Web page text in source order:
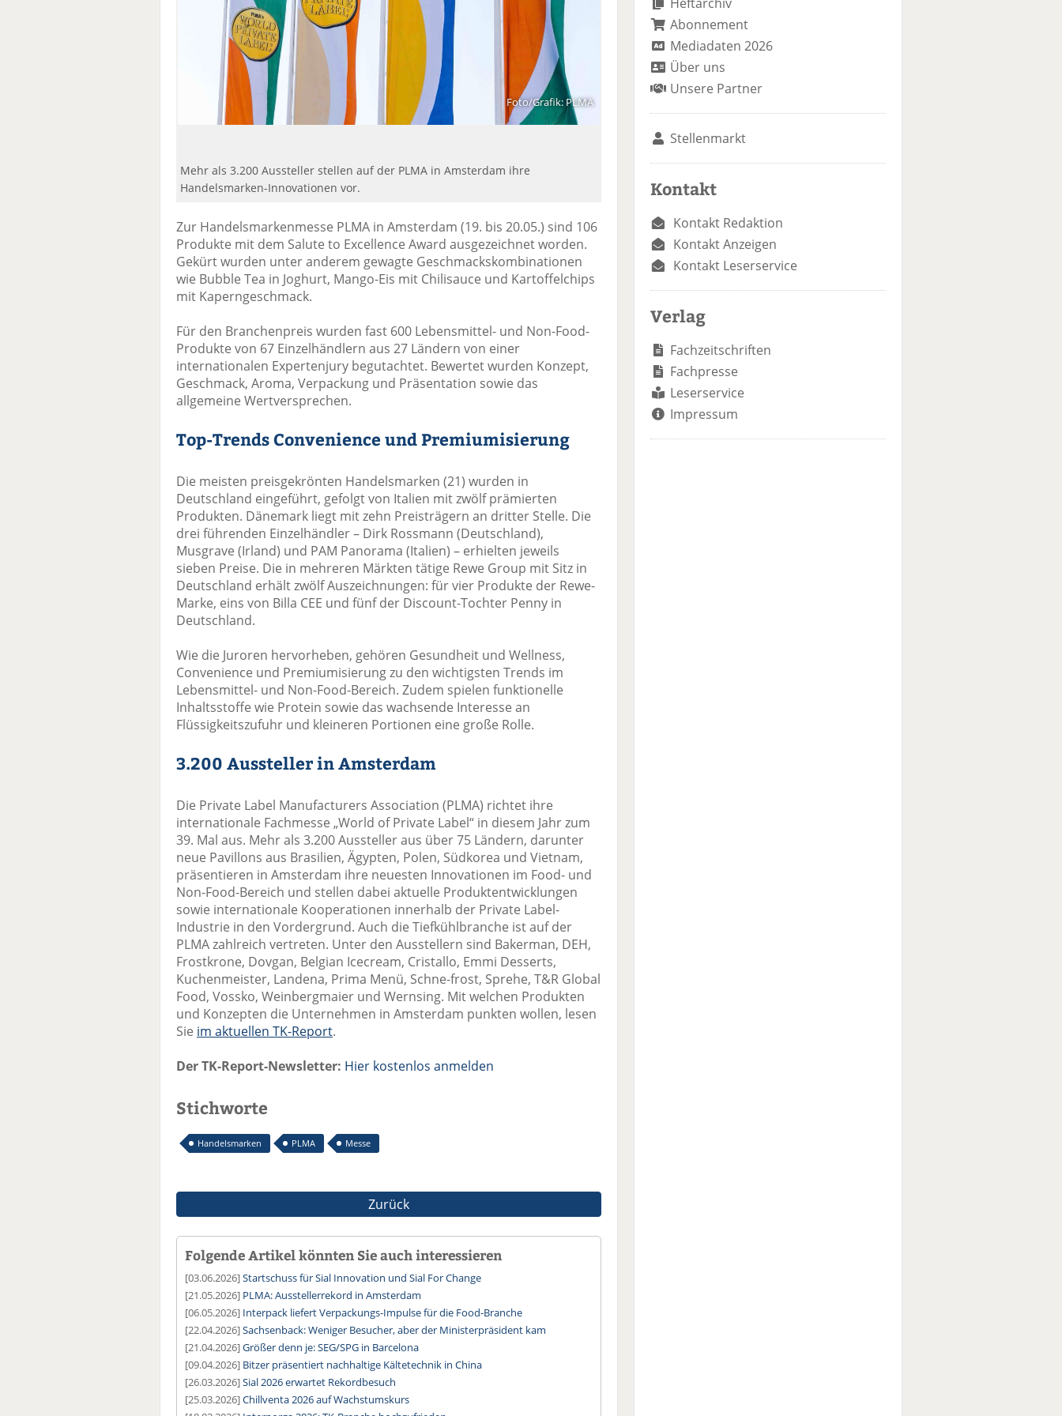
Foto/Grafik: PLMA
Mehr als 3.200 Aussteller stellen auf der PLMA in Amsterdam ihre
Handelsmarken-Innovationen vor.
Zur Handelsmarkenmesse PLMA in Amsterdam (19. bis 20.05.) sind 106
Produkte mit dem Salute to Excellence Award ausgezeichnet worden.
Gekürt wurden unter anderem gewagte Geschmackskombinationen
wie Bubble Tea in Joghurt, Mango-Eis mit Chilisauce und Kartoffelchips
mit Kaperngeschmack.
Für den Branchenpreis wurden fast 600 Lebensmittel- und Non-Food-
Produkte von 67 Einzelhändlern aus 27 Ländern von einer
internationalen Expertenjury begutachtet. Bewertet wurden Konzept,
Geschmack, Aroma, Verpackung und Präsentation sowie das
allgemeine Wertversprechen.
Top-Trends Convenience und Premiumisierung
Die meisten preisgekrönten Handelsmarken (21) wurden in
Deutschland eingeführt, gefolgt von Italien mit zwölf prämierten
Produkten. Dänemark liegt mit zehn Preisträgern an dritter Stelle. Die
drei führenden Einzelhändler – Dirk Rossmann (Deutschland),
Musgrave (Irland) und PAM Panorama (Italien) – erhielten jeweils
sieben Preise. Die in mehreren Märkten tätige Rewe Group mit Sitz in
Deutschland erhält zwölf Auszeichnungen: für vier Produkte der Rewe-
Marke, eins von Billa CEE und fünf der Discount-Tochter Penny in
Deutschland.
Wie die Juroren hervorheben, gehören Gesundheit und Wellness,
Convenience und Premiumisierung zu den wichtigsten Trends im
Lebensmittel- und Non-Food-Bereich. Zudem spielen funktionelle
Inhaltsstoffe wie Protein sowie das wachsende Interesse an
Flüssigkeitszufuhr und kleineren Portionen eine große Rolle.
3.200 Aussteller in Amsterdam
Die Private Label Manufacturers Association (PLMA) richtet ihre
internationale Fachmesse „World of Private Label“ in diesem Jahr zum
39. Mal aus. Mehr als 3.200 Aussteller aus über 75 Ländern, darunter
neue Pavillons aus Brasilien, Ägypten, Polen, Südkorea und Vietnam,
präsentieren in Amsterdam ihre neuesten Innovationen im Food- und
Non-Food-Bereich und stellen dabei aktuelle Produktentwicklungen
sowie internationale Kooperationen innerhalb der Private Label-
Industrie in den Vordergrund. Auch die Tiefkühlbranche ist auf der
PLMA zahlreich vertreten. Unter den Ausstellern sind Bakerman, DEH,
Frostkrone, Dovgan, Belgian Icecream, Cristallo, Emmi Desserts,
Kuchenmeister, Landena, Prima Menü, Schne-frost, Sprehe, T&R Global
Food, Vossko, Weinbergmaier und Wernsing. Mit welchen Produkten
und Konzepten die Unternehmen in Amsterdam punkten wollen, lesen
Sie im aktuellen TK-Report.
Der TK-Report-Newsletter: Hier kostenlos anmelden
Stichworte
Handelsmarken PLMA Messe
Zurück
Folgende Artikel könnten Sie auch interessieren
[03.06.2026]Startschuss für Sial Innovation und Sial For Change
[21.05.2026] PLMA: Ausstellerrekord in Amsterdam
[06.05.2026] Interpack liefert Verpackungs-Impulse für die Food-Branche
[22.04.2026]Sachsenback: Weniger Besucher, aber der Ministerpräsident kam
[21.04.2026]Größer denn je: SEG/SPG in Barcelona
[09.04.2026] Bitzer präsentiert nachhaltige Kältetechnik in China
[26.03.2026]Sial 2026 erwartet Rekordbesuch
[25.03.2026]Chillventa 2026 auf Wachstumskurs
Abonnement
Mediadaten 2026
Über uns
Unsere Partner
Stellenmarkt
Kontakt
Kontakt Redaktion
Kontakt Anzeigen
Kontakt Leserservice
Verlag
Fachzeitschriften
Fachpresse
Leserservice
Impressum